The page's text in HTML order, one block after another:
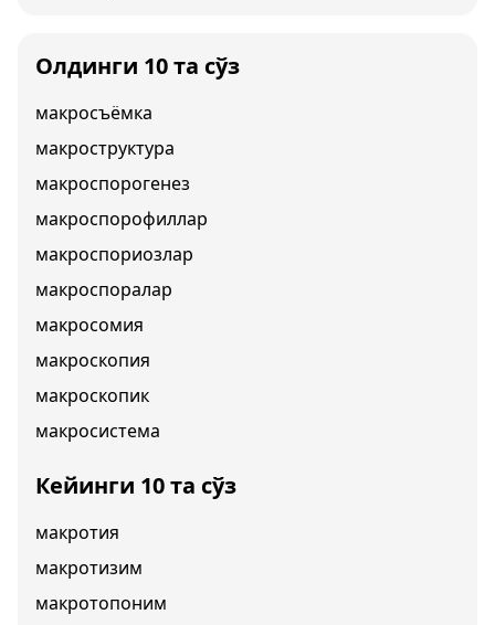
Олдинги 10 та сўз
макросъёмка
макроструктура
макроспорогенез
макроспорофиллар
макроспориозлар
макроспоралар
макросомия
макроскопия
макроскопик
макросистема
Кейинги 10 та сўз
макротия
макротизим
макротопоним